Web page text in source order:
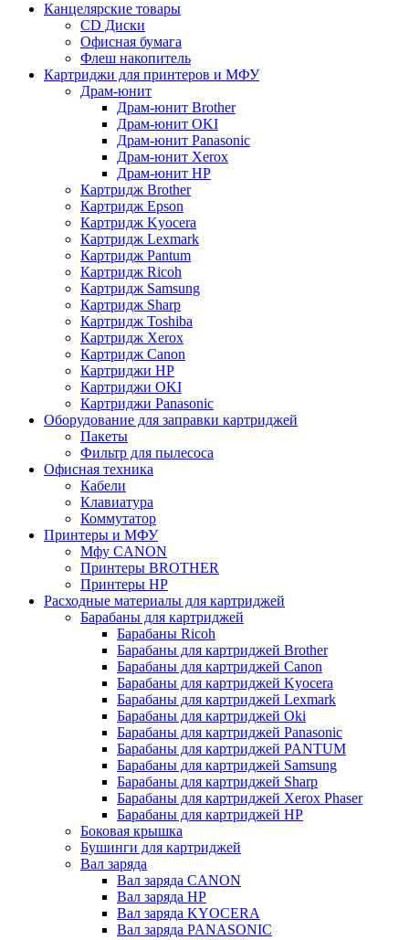
Канцелярские товары
CD Диски
Офисная бумага
Флеш накопитель
Картриджи для принтеров и МФУ
Драм-юнит
Драм-юнит Brother
Драм-юнит OKI
Драм-юнит Panasonic
Драм-юнит Xerox
Драм-юнит НР
Картридж Brother
Картридж Epson
Картридж Kyocera
Картридж Lexmark
Картридж Pantum
Картридж Ricoh
Картридж Samsung
Картридж Sharp
Картридж Toshiba
Картридж Xerox
Картридж Сanon
Картриджи HP
Картриджи OKI
Картриджи Panasonic
Оборудование для заправки картриджей
Пакеты
Фильтр для пылесоса
Офисная техника
Кабели
Клавиатура
Коммутатор
Принтеры и МФУ
Мфу CANON
Принтеры BROTHER
Принтеры HP
Расходные материалы для картриджей
Барабаны для картриджей
Барабаны Ricoh
Барабаны для картриджей Brother
Барабаны для картриджей Canon
Барабаны для картриджей Kyocera
Барабаны для картриджей Lexmark
Барабаны для картриджей Oki
Барабаны для картриджей Panasonic
Барабаны для картриджей PANTUM
Барабаны для картриджей Samsung
Барабаны для картриджей Sharp
Барабаны для картриджей Xerox Phaser
Барабаны для картриджей НР
Боковая крышка
Бушинги для картриджей
Вал заряда
Вал заряда CANON
Вал заряда HP
Вал заряда KYOCERA
Вал заряда PANASONIC